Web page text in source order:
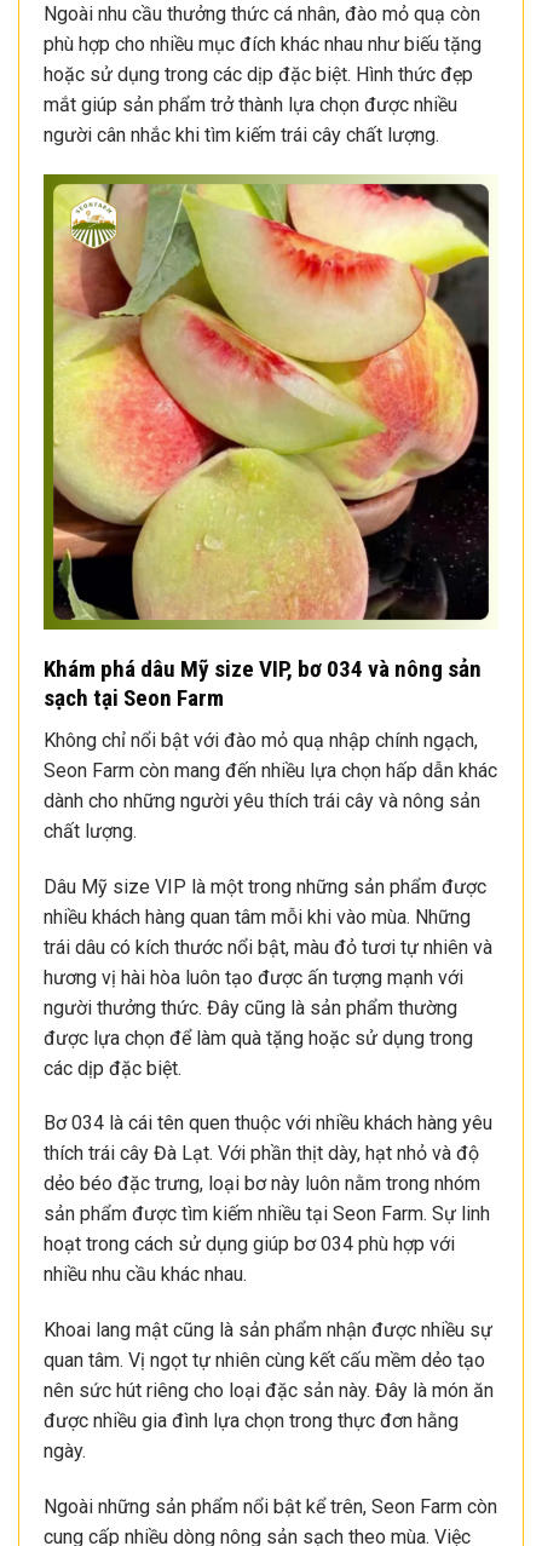
Ngoài nhu cầu thưởng thức cá nhân, đào mỏ quạ còn
phù hợp cho nhiều mục đích khác nhau như biếu tặng
hoặc sử dụng trong các dịp đặc biệt. Hình thức đẹp
mắt giúp sản phẩm trở thành lựa chọn được nhiều
người cân nhắc khi tìm kiếm trái cây chất lượng.
Khám phá dâu Mỹ size VIP, bơ 034 và nông sản
sạch tại Seon Farm
Không chỉ nổi bật với đào mỏ quạ nhập chính ngạch,
Seon Farm còn mang đến nhiều lựa chọn hấp dẫn khác
dành cho những người yêu thích trái cây và nông sản
chất lượng.
Dâu Mỹ size VIP là một trong những sản phẩm được
nhiều khách hàng quan tâm mỗi khi vào mùa. Những
trái dâu có kích thước nổi bật, màu đỏ tươi tự nhiên và
hương vị hài hòa luôn tạo được ấn tượng mạnh với
người thưởng thức. Đây cũng là sản phẩm thường
được lựa chọn để làm quà tặng hoặc sử dụng trong
các dịp đặc biệt.
Bơ 034 là cái tên quen thuộc với nhiều khách hàng yêu
thích trái cây Đà Lạt. Với phần thịt dày, hạt nhỏ và độ
dẻo béo đặc trưng, loại bơ này luôn nằm trong nhóm
sản phẩm được tìm kiếm nhiều tại Seon Farm. Sự linh
hoạt trong cách sử dụng giúp bơ 034 phù hợp với
nhiều nhu cầu khác nhau.
Khoai lang mật cũng là sản phẩm nhận được nhiều sự
quan tâm. Vị ngọt tự nhiên cùng kết cấu mềm dẻo tạo
nên sức hút riêng cho loại đặc sản này. Đây là món ăn
được nhiều gia đình lựa chọn trong thực đơn hằng
ngày.
Ngoài những sản phẩm nổi bật kể trên, Seon Farm còn
cung cấp nhiều dòng nông sản sạch theo mùa. Việc